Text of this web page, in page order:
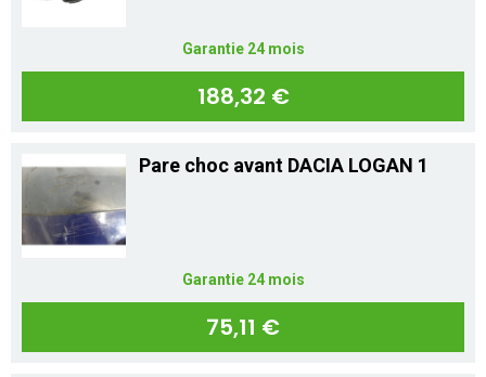
Garantie 24 mois
188,32 €
Pare choc avant DACIA LOGAN 1
Garantie 24 mois
75,11 €